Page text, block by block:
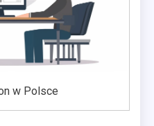
w Polsce